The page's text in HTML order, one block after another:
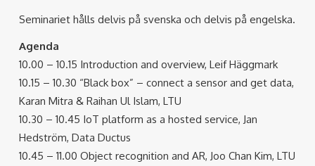
Seminariet hålls delvis på svenska och delvis på engelska.
Agenda
10.00 – 10.15 Introduction and overview, Leif Häggmark
10.15 – 10.30 “Black box” – connect a sensor and get data,
Karan Mitra & Raihan Ul Islam, LTU
10.30 – 10.45 IoT platform as a hosted service, Jan
Hedström, Data Ductus
10.45 – 11.00 Object recognition and AR, Joo Chan Kim, LTU